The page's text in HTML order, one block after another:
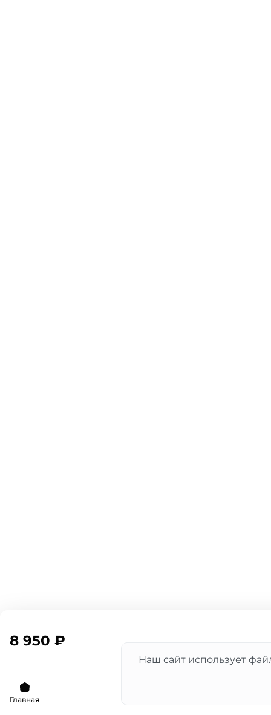
8 950 ₽
Главная
Наш сайт использует